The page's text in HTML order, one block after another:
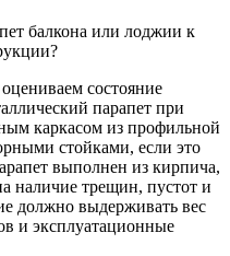
балкона или лоджии к
состояние
парапет при
каркасом из профильной
стойками, если это
выполнен из кирпича,
наличие трещин, пустот и
должно выдерживать вес
и эксплуатационные